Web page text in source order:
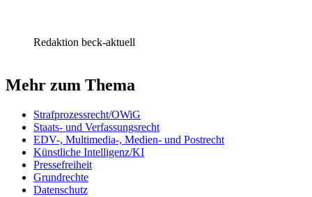
Redaktion beck-aktuell
Mehr zum Thema
Strafprozessrecht/OWiG
Staats- und Verfassungsrecht
EDV-, Multimedia-, Medien- und Postrecht
Künstliche Intelligenz/KI
Pressefreiheit
Grundrechte
Datenschutz